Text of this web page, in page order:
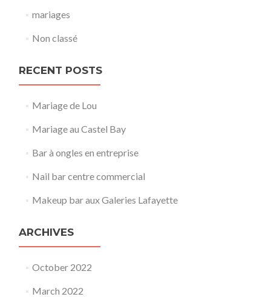
mariages
Non classé
RECENT POSTS
Mariage de Lou
Mariage au Castel Bay
Bar à ongles en entreprise
Nail bar centre commercial
Makeup bar aux Galeries Lafayette
ARCHIVES
October 2022
March 2022